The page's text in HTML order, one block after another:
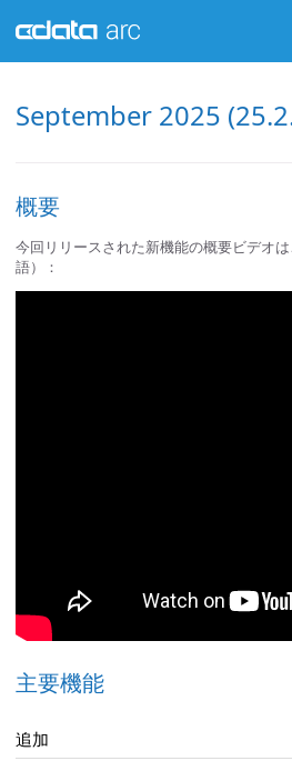
September 2025
概要
今回リリースされた新機能の概要ビデオ
語）：
主要機能
追加